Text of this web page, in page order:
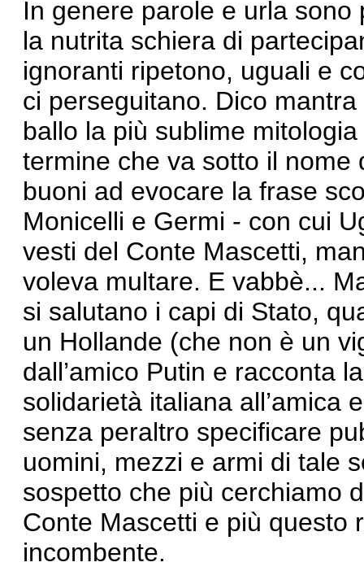
In genere parole e urla
la nutrita schiera di
ignoranti ripetono, uguali e
ci perseguitano. Dico
ballo la più sublime
termine che va sotto il nome
buoni ad evocare la frase
Monicelli e Germi - con cui
vesti del Conte Mascetti,
voleva multare. E vabbè...
si salutano i capi di Stato,
un Hollande (che non è un
dall’amico Putin e racconta
solidarietà italiana all’amica
senza peraltro specificare
uomini, mezzi e armi di tale
sospetto che più cerchiamo
Conte Mascetti e più questo
incombente.